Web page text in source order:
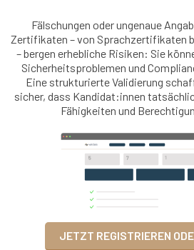
Fälschungen oder ungenaue
Zertifikaten – von Sprachzertifikaten
– bergen erhebliche Risiken: Sie
Sicherheitsproblemen und
Eine strukturierte Validierung
sicher, dass Kandidat:innen
Fähigkeiten und
JETZT REGISTRIEREN